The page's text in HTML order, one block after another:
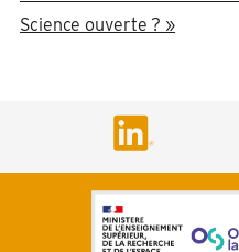
Science ouverte ? »